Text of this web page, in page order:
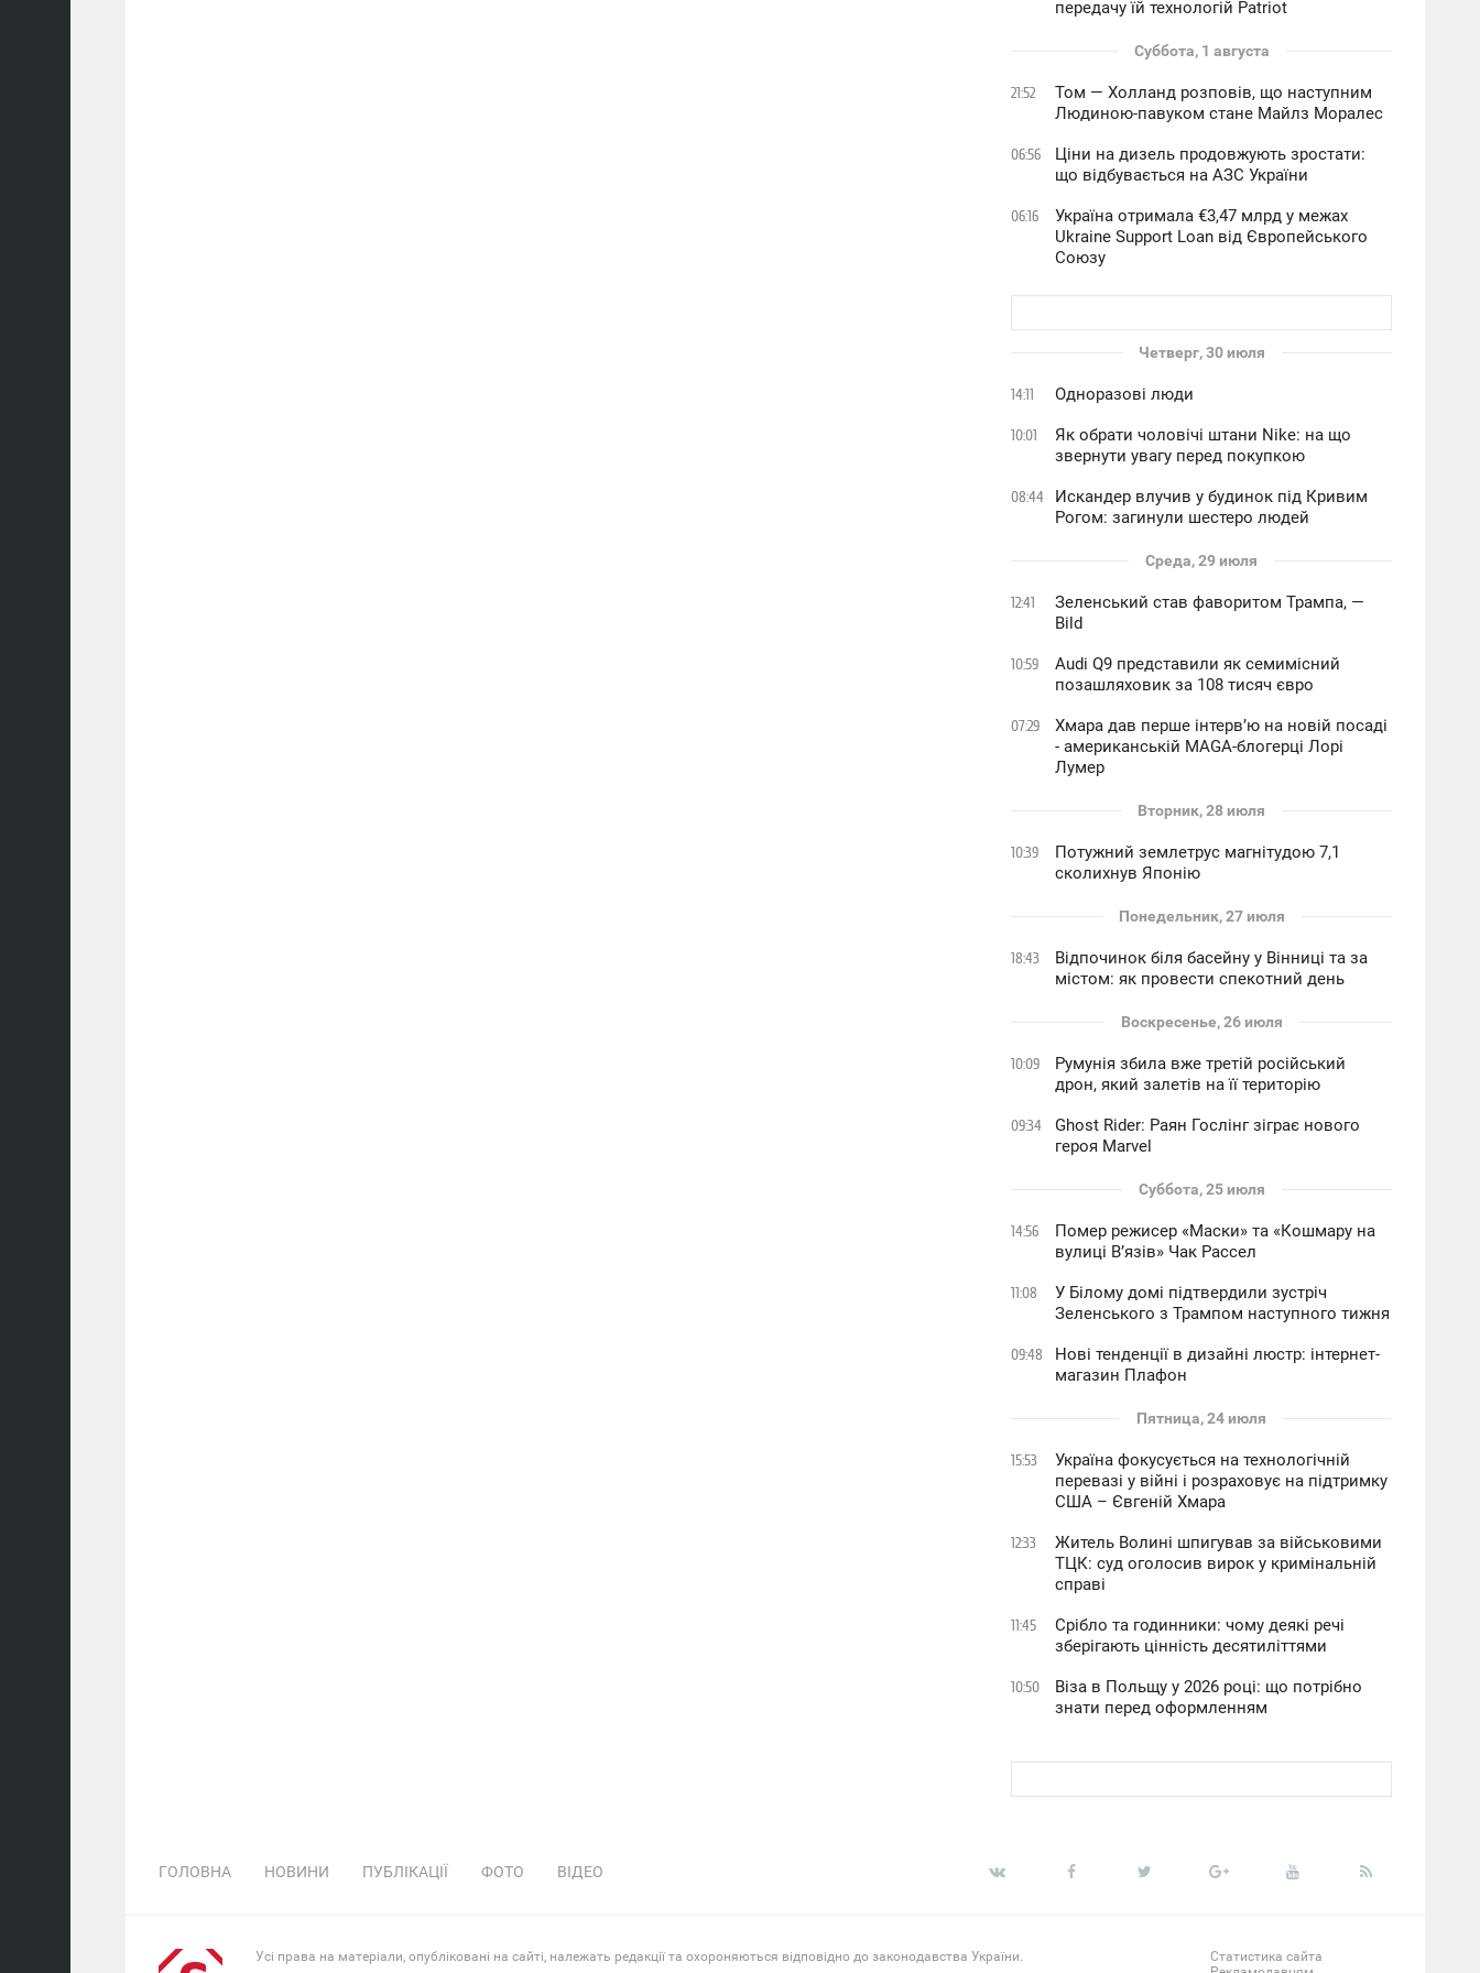
передачу їй технологій Patriot
Суббота, 1 августа
21:52
Том — Холланд розповів, що наступним
Людиною-павуком стане Майлз Моралес
06:56
Ціни на дизель продовжують зростати:
що відбувається на АЗС України
06:16
Україна отримала €3,47 млрд у межах
Ukraine Support Loan від Європейського
Союзу
Четверг, 30 июля
14:11 Одноразові люди
10:01
Як обрати чоловічі штани Nike: на що
звернути увагу перед покупкою
08:44
Искандер влучив у будинок під Кривим
Рогом: загинули шестеро людей
Среда, 29 июля
12:41
Зеленський став фаворитом Трампа, —
Bild
10:59
Audi Q9 представили як семимісний
позашляховик за 108 тисяч євро
07:29
Хмара дав перше інтервʼю на новій посаді
- американській MAGA-блогерці Лорі
Лумер
Вторник, 28 июля
10:39
Потужний землетрус магнітудою 7,1
сколихнув Японію
Понедельник, 27 июля
18:43
Відпочинок біля басейну у Вінниці та за
містом: як провести спекотний день
Воскресенье, 26 июля
10:09
Румунія збила вже третій російський
дрон, який залетів на її територію
09:34
Ghost Rider: Раян Гослінг зіграє нового
героя Marvel
Суббота, 25 июля
14:56
Помер режисер «Маски» та «Кошмару на
вулиці В’язів» Чак Рассел
11:08
У Білому домі підтвердили зустріч
Зеленського з Трампом наступного тижня
09:48
Нові тенденції в дизайні люстр: інтернет-
магазин Плафон
Пятница, 24 июля
15:53
Україна фокусується на технологічній
перевазі у війні і розраховує на підтримку
США – Євгеній Хмара
12:33
Житель Волині шпигував за військовими
ТЦК: суд оголосив вирок у кримінальній
справі
11:45
Срібло та годинники: чому деякі речі
зберігають цінність десятиліттями
10:50
Віза в Польщу у 2026 році: що потрібно
знати перед оформленням
ГОЛОВНА НОВИНИ ПУБЛІКАЦІЇ ФОТО ВІДЕО
Статистика сайта
Усі права на матеріали, опубліковані на сайті, належать редакції та охороняються відповідно до законодавства України.